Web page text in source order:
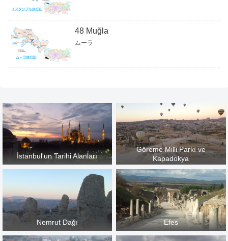
48 Muğla
ムーラ
İstanbul'un Tarihi Alanları
Göreme Milli Parkı ve
Kapadokya
Nemrut Dağı Efes